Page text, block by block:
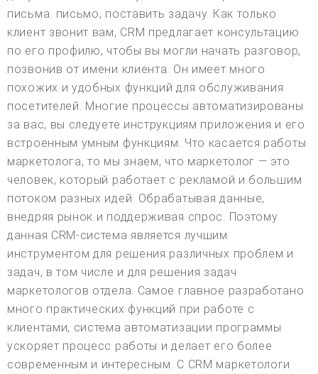
письма. письмо, поставить задачу. Как только
клиент звонит вам, CRM предлагает консультацию
по его профилю, чтобы вы могли начать разговор,
позвонив от имени клиента. Он имеет много
похожих и удобных функций для обслуживания
посетителей. Многие процессы автоматизированы
за вас, вы следуете инструкциям приложения и его
встроенным умным функциям. Что касается работы
маркетолога, то мы знаем, что маркетолог — это
человек, который работает с рекламой и большим
потоком разных идей. Обрабатывая данные,
внедряя рынок и поддерживая спрос. Поэтому
данная CRM-система является лучшим
инструментом для решения различных проблем и
задач, в том числе и для решения задач
маркетологов отдела. Самое главное разработано
много практических функций при работе с
клиентами, система автоматизации программы
ускоряет процесс работы и делает его более
современным и интересным. С CRM маркетологи